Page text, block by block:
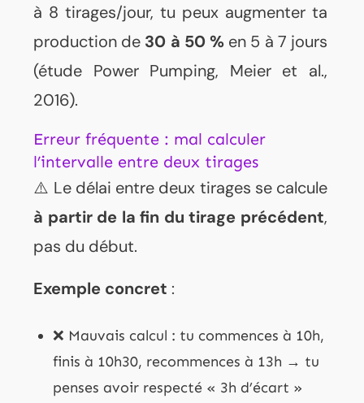
à 8 tirages/jour, tu peux augmenter ta
production de 30 à 50 % en 5 à 7 jours
(étude Power Pumping, Meier et al.,
2016).
Erreur fréquente : mal calculer
l’intervalle entre deux tirages
⚠️ Le délai entre deux tirages se calcule
à partir de la fin du tirage précédent,
pas du début.
Exemple concret :
❌ Mauvais calcul : tu commences à 10h,
finis à 10h30, recommences à 13h → tu
penses avoir respecté « 3h d’écart »